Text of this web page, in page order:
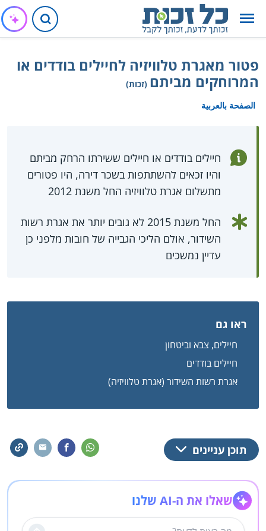
פטור מאגרת טלוויזיה לחיילים בודדים או
המרוחקים מביתם (זכות)
الصفحة بالعربية
חיילים בודדים או חיילים ששירתו הרחק מביתם
והיו זכאים להשתתפות בשכר דירה, היו פטורים
מתשלום אגרת טלוויזיה החל משנת 2012
החל משנת 2015 לא גובים יותר את אגרת רשות
השידור, אולם הליכי הגבייה של חובות מלפני כן
עדיין נמשכים
ראו גם
חיילים, צבא וביטחון
חיילים בודדים
אגרת רשות השידור (אגרת טלוויזיה)
תוכן עניינים
שאלו את ה-AI שלנו